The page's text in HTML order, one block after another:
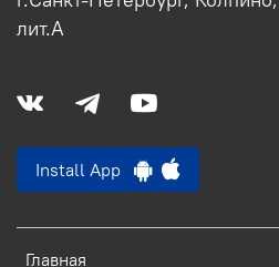
Главная
лит.А
Install App